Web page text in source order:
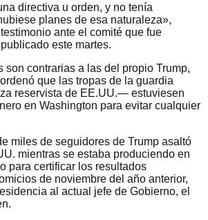
directiva u orden, y no tenía
planes de esa naturaleza»,
ante el comité que fue
este martes.
son contrarias a las del propio Trump,
que las tropas de la guardia
reservista de EE.UU.— estuviesen
en Washington para evitar cualquier
miles de seguidores de Trump asaltó
mientras se estaba produciendo en
para certificar los resultados
de noviembre del año anterior,
al actual jefe de Gobierno, el